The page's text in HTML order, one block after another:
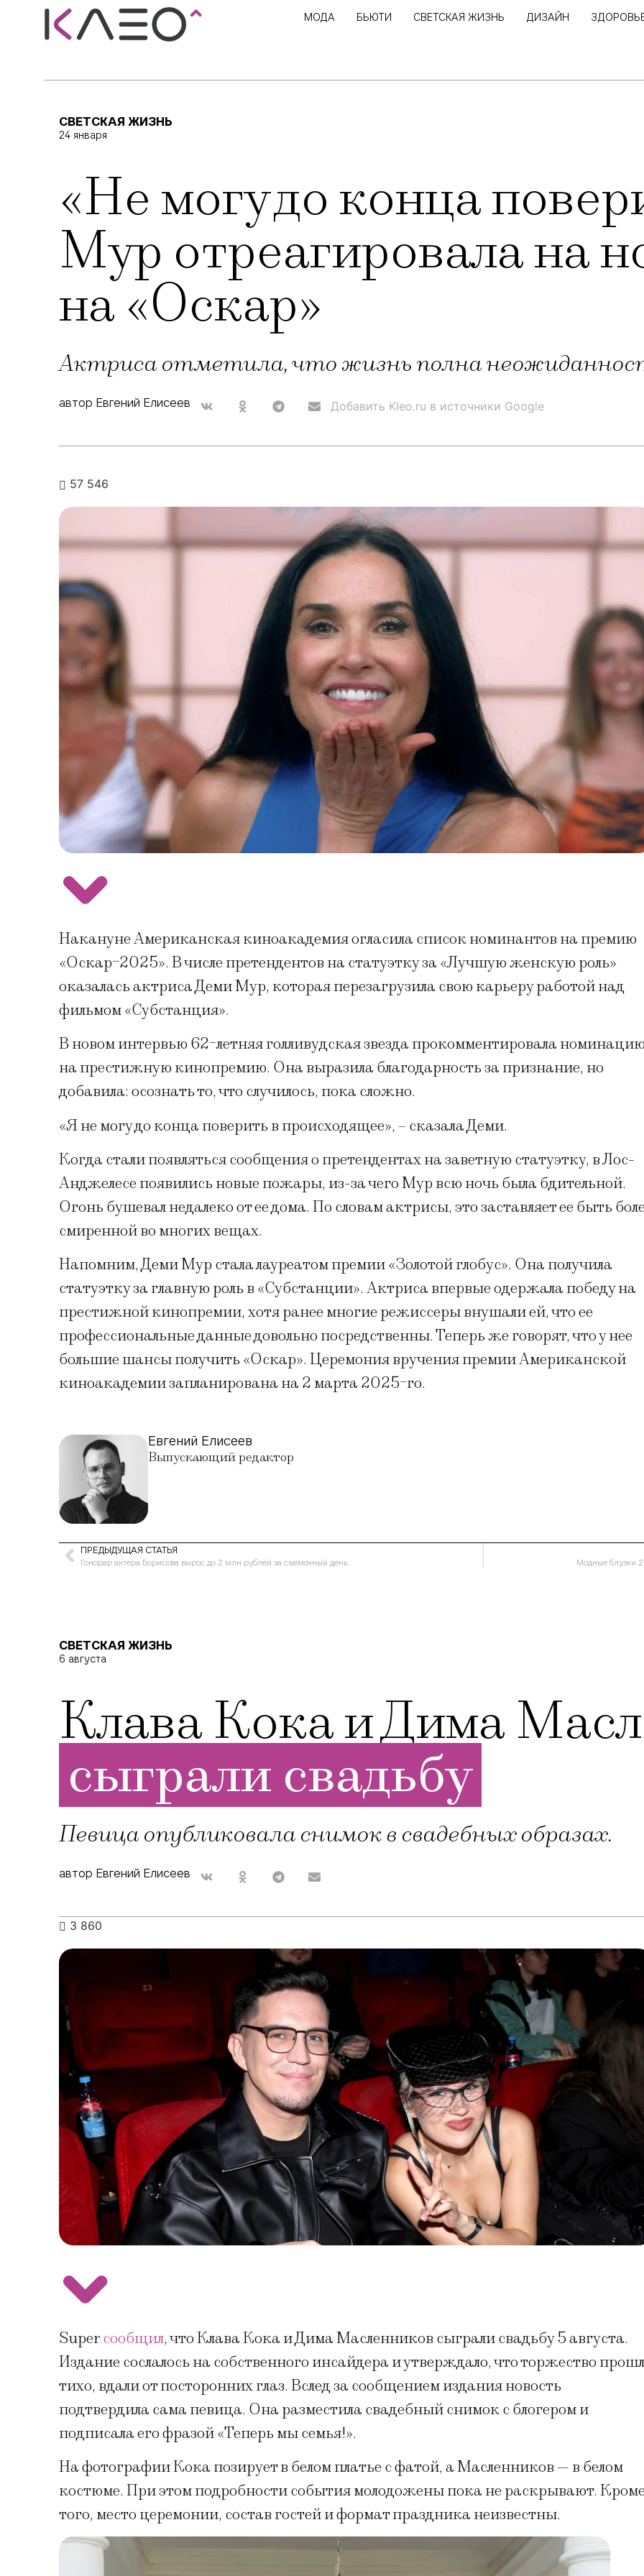
МОДА БЬЮТИ СВЕТСКАЯ ЖИЗНЬ ДИЗАЙН
СВЕТСКАЯ ЖИЗНЬ
24 января
«Не могу до конца
Мур отреагировала на
на «Оскар»
Актриса отметила, что жизнь полна
автор Евгений Елисеев Добавить Kleo.ru в источники Google
57 546
Накануне Американская киноакадемия огласила список номинантов на премию
«Оскар-2025». В числе претендентов на статуэтку за «Лучшую женскую роль»
оказалась актриса Деми Мур, которая перезагрузила свою карьеру работой над
фильмом «Субстанция».
В новом интервью 62-летняя голливудская звезда прокомментировала
на престижную кинопремию. Она выразила благодарность за признание, но
добавила: осознать то, что случилось, пока сложно.
«Я не могу до конца поверить в происходящее», – сказала Деми.
Когда стали появляться сообщения о претендентах на заветную статуэтку, в Лос-
Анджелесе появились новые пожары, из-за чего Мур всю ночь была бдительной.
Огонь бушевал недалеко от ее дома. По словам актрисы, это заставляет ее быть
смиренной во многих вещах.
Напомним, Деми Мур стала лауреатом премии «Золотой глобус». Она получила
статуэтку за главную роль в «Субстанции». Актриса впервые одержала победу на
престижной кинопремии, хотя ранее многие режиссеры внушали ей, что ее
профессиональные данные довольно посредственны. Теперь же говорят, что у нее
большие шансы получить «Оскар». Церемония вручения премии Американской
киноакадемии запланирована на 2 марта 2025-го.
Евгений Елисеев
Выпускающий редактор
ПРЕДЫДУЩАЯ СТАТЬЯ
Гонорар актера Борисова вырос до 2 млн рублей за съемочный день Модные блузки
СВЕТСКАЯ ЖИЗНЬ
6 августа
Клава Кока и Дима
сыграли свадьбу
Певица опубликовала снимок в свадебных образах.
автор Евгений Елисеев
3 860
Superсообщил, что Клава Кока и Дима Масленников сыграли свадьбу 5 августа.
Издание сослалось на собственного инсайдера и утверждало, что торжество
тихо, вдали от посторонних глаз. Вслед за сообщением издания новость
подтвердила сама певица. Она разместила свадебный снимок с блогером и
подписала его фразой «Теперь мы семья!».
На фотографии Кока позирует в белом платье с фатой, а Масленников — в белом
костюме. При этом подробности события молодожены пока не раскрывают.
того, место церемонии, состав гостей и формат праздника неизвестны.